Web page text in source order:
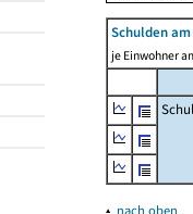
Schulden
je Einwohner
nach oben